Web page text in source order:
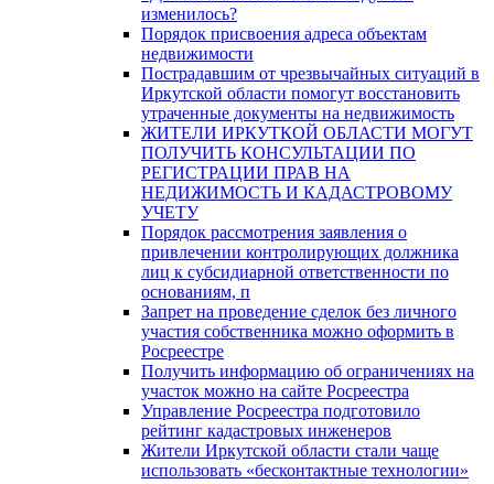
изменилось?
Порядок присвоения адреса объектам
недвижимости
Пострадавшим от чрезвычайных ситуаций в
Иркутской области помогут восстановить
утраченные документы на недвижимость
ЖИТЕЛИ ИРКУТКОЙ ОБЛАСТИ МОГУТ
ПОЛУЧИТЬ КОНСУЛЬТАЦИИ ПО
РЕГИСТРАЦИИ ПРАВ НА
НЕДИЖИМОСТЬ И КАДАСТРОВОМУ
УЧЕТУ
Порядок рассмотрения заявления о
привлечении контролирующих должника
лиц к субсидиарной ответственности по
основаниям, п
Запрет на проведение сделок без личного
участия собственника можно оформить в
Росреестре
Получить информацию об ограничениях на
участок можно на сайте Росреестра
Управление Росреестра подготовило
рейтинг кадастровых инженеров
Жители Иркутской области стали чаще
использовать «бесконтактные технологии»